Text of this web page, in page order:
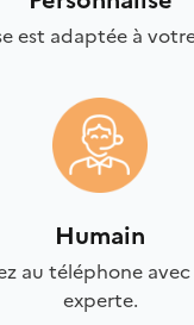
est adaptée à
Humain
au téléphone
experte.